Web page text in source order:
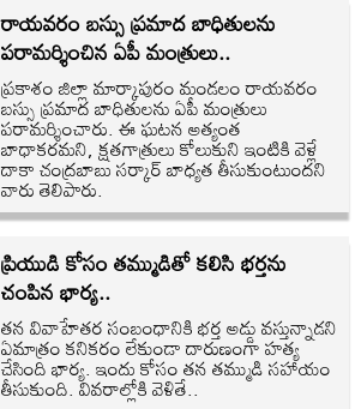
రాయవరం బస్సు ప్రమాద బాధితులను
పరామర్శించిన ఏపీ మంత్రులు..
ప్రకాశం జిల్లా మార్కాపురం మండలం రాయవరం
బస్సు ప్రమాద బాధితులను ఏపీ మంత్రులు
పరామర్శించారు. ఈ ఘటన అత్యంత
బాధాకరమని, క్షతగాత్రులు కోలుకుని ఇంటికి వెళ్లే
దాకా చంద్రబాబు సర్కార్ బాధ్యత తీసుకుంటుందని
వారు తెలిపారు.
ప్రియుడి కోసం తమ్ముడితో కలిసి భర్తను
చంపిన భార్య..
తన వివాహేతర సంబంధానికి భర్త అడ్డు వస్తున్నాడని
ఏమాత్రం కనికరం లేకుండా దారుణంగా హత్య
చేసింది భార్య. ఇందు కోసం తన తమ్ముడి సహాయం
తీసుకుంది. వివరాల్లోకి వెళితే..